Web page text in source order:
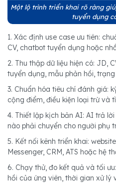
Một lộ trình triển khai rõ ràng
tuyển dụng
1. Xác định use case ưu tiên:
CV, chatbot tuyển dụng hoặc
2. Thu thập dữ liệu hiện có: JD,
tuyển dụng, mẫu phản hồi,
3. Chuẩn hóa tiêu chí đánh giá:
cộng điểm, điều kiện loại trừ và
4. Thiết lập kịch bản AI: AI trả
nào phải chuyển cho người phụ
5. Kết nối kênh triển khai:
Messenger, CRM, ATS hoặc hệ
6. Chạy thử, đo kết quả và tối
hồi của ứng viên, thời gian xử lý